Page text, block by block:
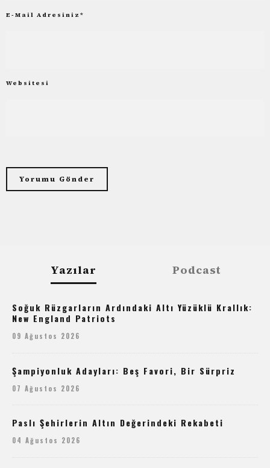
E-Mail Adresiniz *
Websitesi
Yazılar Podcast
Soğuk Rüzgarların Ardındaki Altı Yüzüklü Krallık:
New England Patriots
09 Ağustos 2026
Şampiyonluk Adayları: Beş Favori, Bir Sürpriz
07 Ağustos 2026
Paslı Şehirlerin Altın Değerindeki Rekabeti
04 Ağustos 2026